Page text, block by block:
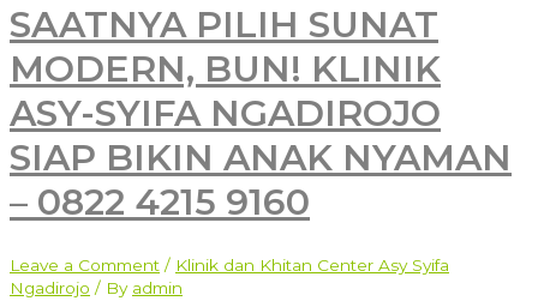
SAATNYA PILIH SUNAT
MODERN, BUN! KLINIK
ASY-SYIFA NGADIROJO
SIAP BIKIN ANAK NYAMAN
– 0822 4215 9160
Leave a Comment / Klinik dan Khitan Center Asy Syifa
Ngadirojo / By admin